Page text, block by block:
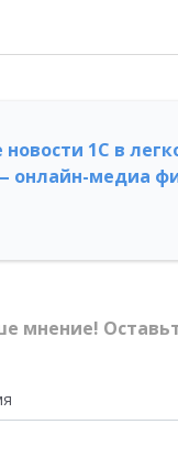
новости 1С в
онлайн-медиа
мнение!